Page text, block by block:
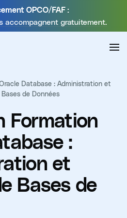
OPCO/FAF :
accompagnent gratuitement.
Database : Administration et
de Données
Formation
:
et
Bases de